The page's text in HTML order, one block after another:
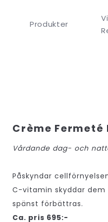
Produkter
Crème
Vårdande dag- och
Påskyndar
C-vitamin skyddar
spänst förbättras.
Ca. pris 695:-